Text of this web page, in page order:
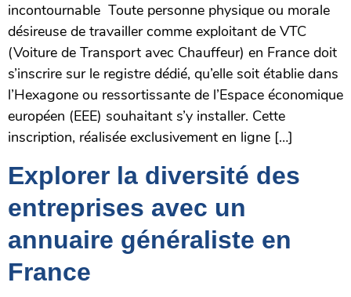
incontournable Toute personne physique ou morale
désireuse de travailler comme exploitant de VTC
(Voiture de Transport avec Chauffeur) en France doit
s’inscrire sur le registre dédié, qu’elle soit établie dans
l’Hexagone ou ressortissante de l’Espace économique
européen (EEE) souhaitant s’y installer. Cette
inscription, réalisée exclusivement en ligne […]
Explorer la diversité des
entreprises avec un
annuaire généraliste en
France